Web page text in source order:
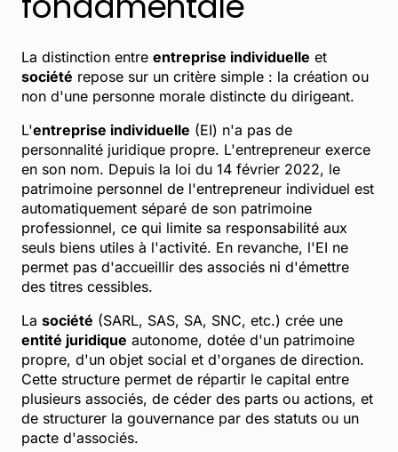
La distinction entre entreprise individuelle et
société repose sur un critère simple : la création ou
non d'une personne morale distincte du dirigeant.
L'entreprise individuelle (EI) n'a pas de
personnalité juridique propre. L'entrepreneur exerce
en son nom. Depuis la loi du 14 février 2022, le
patrimoine personnel de l'entrepreneur individuel est
automatiquement séparé de son patrimoine
professionnel, ce qui limite sa responsabilité aux
seuls biens utiles à l'activité. En revanche, l'EI ne
permet pas d'accueillir des associés ni d'émettre
des titres cessibles.
La société (SARL, SAS, SA, SNC, etc.) crée une
entité juridique autonome, dotée d'un patrimoine
propre, d'un objet social et d'organes de direction.
Cette structure permet de répartir le capital entre
plusieurs associés, de céder des parts ou actions, et
de structurer la gouvernance par des statuts ou un
pacte d'associés.